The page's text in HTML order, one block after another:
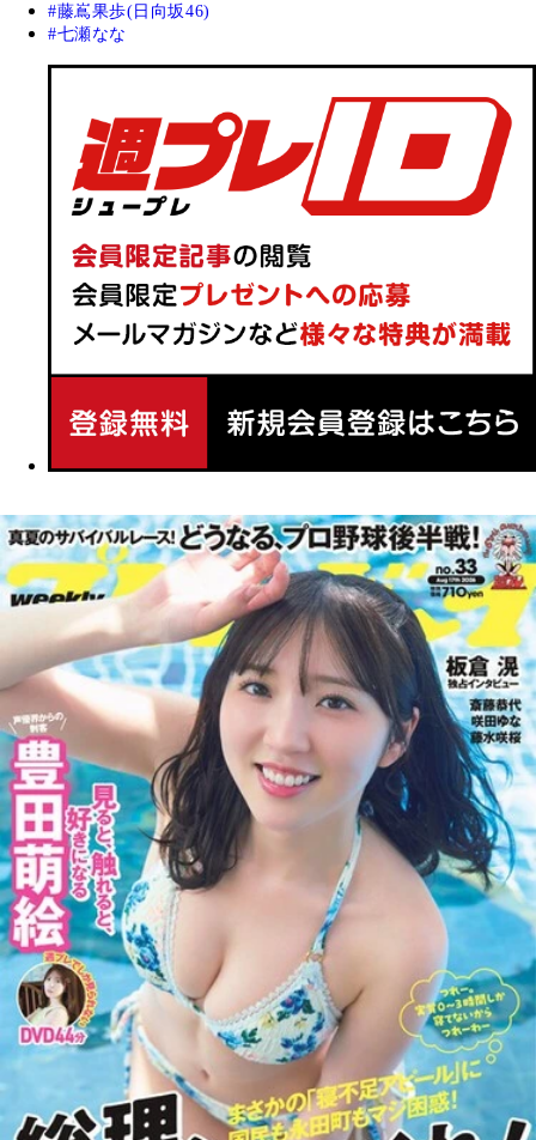
藤嶌果歩(日向坂46)
七瀬なな